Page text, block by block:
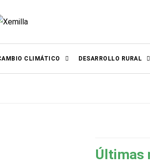
CLIMÁTICO DESARROLLO RURAL
Últimas